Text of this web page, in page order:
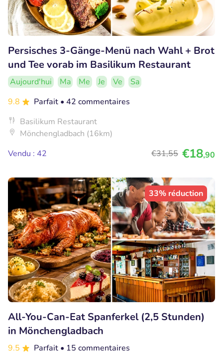
Persisches 3-Gänge-Menü nach Wahl + Brot
und Tee vorab im Basilikum Restaurant
Aujourd'hui Ma Me Je Ve
Sa
9.8
Parfait • 42 commentaires
Basilikum Restaurant
Mönchengladbach (16km)
Vendu : 42
€31,55 €18,90
33% réduction
All-You-Can-Eat Spanferkel (2,5 Stunden)
in Mönchengladbach
9.5 Parfait • 15 commentaires